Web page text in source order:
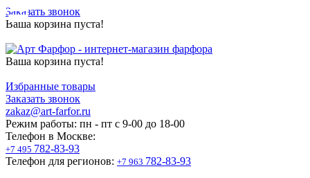
Заказать звонок
Ваша корзина пуста!
Ваша корзина пуста!
Избранные товары
Заказать звонок
zakaz@art-farfor.ru
Режим работы: пн - пт c 9-00 до 18-00
Телефон в Москве:
+7 495 782-83-93
Телефон для регионов: +7 963 782-83-93